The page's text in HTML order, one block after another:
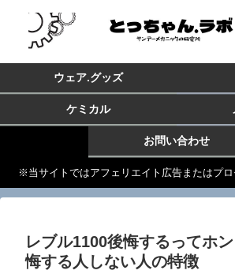
ウェア.グッズ
ケミカル
お問い合わせ
※当サイトではアフェリエイト広告またはプ
レブル1100後悔するってホ
悔する人しない人の特徴